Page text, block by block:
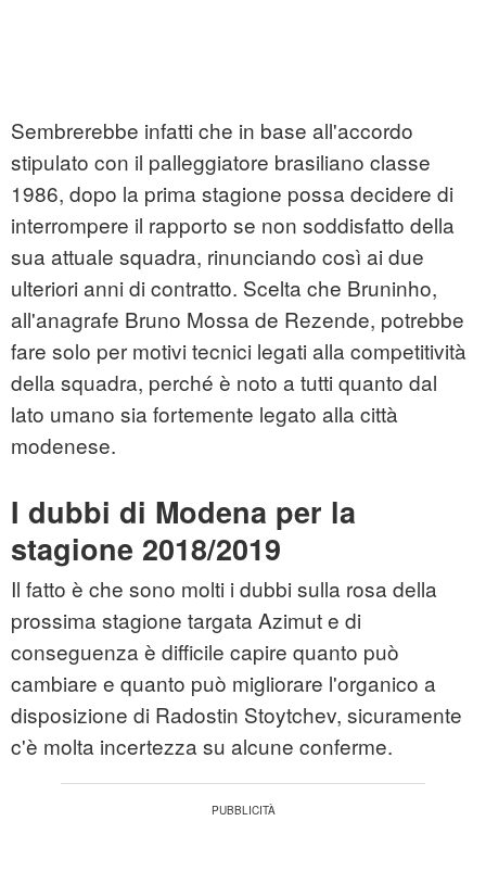
Sembrerebbe infatti che in base all'accordo
stipulato con il palleggiatore brasiliano classe
1986, dopo la prima stagione possa decidere di
interrompere il rapporto se non soddisfatto della
sua attuale squadra, rinunciando così ai due
ulteriori anni di contratto. Scelta che Bruninho,
all'anagrafe Bruno Mossa de Rezende, potrebbe
fare solo per motivi tecnici legati alla competitività
della squadra, perché è noto a tutti quanto dal
lato umano sia fortemente legato alla città
modenese.
I dubbi di Modena per la
stagione 2018/2019
Il fatto è che sono molti i dubbi sulla rosa della
prossima stagione targata Azimut e di
conseguenza è difficile capire quanto può
cambiare e quanto può migliorare l'organico a
disposizione di Radostin Stoytchev, sicuramente
c'è molta incertezza su alcune conferme.